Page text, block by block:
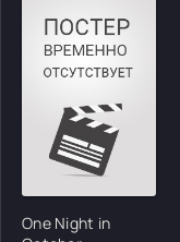
One Night in